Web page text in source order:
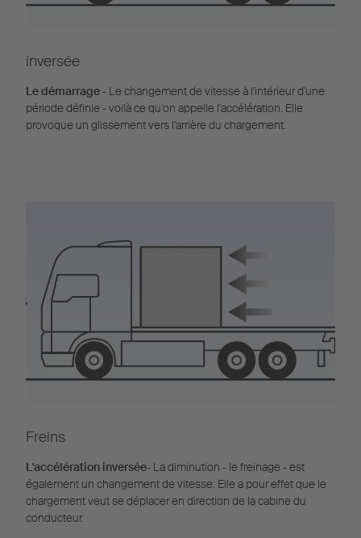
inversée
Le démarrage- Le changement de vitesse à l'intérieur d'une
période définie - voilà ce qu'on appelle l'accélération. Elle
provoque un glissement vers l'arrière du chargement.
Freins
L'accélération inversée- La diminution - le freinage - est
également un changement de vitesse. Elle a pour effet que le
chargement veut se déplacer en direction de la cabine du
conducteur.